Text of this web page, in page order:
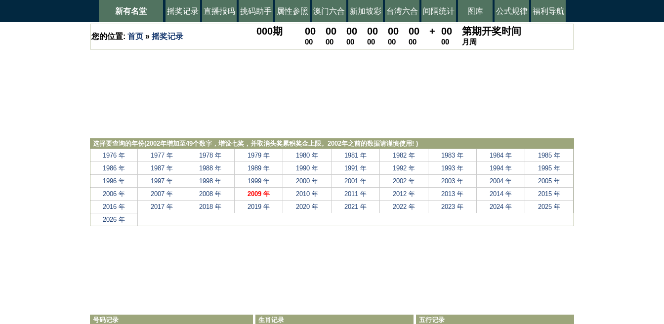
新有名堂 摇奖记录 直播报码 挑码助手 属性参照 澳门六合 新加坡彩 台湾六合 间隔统计 图库 公式规律 福利导航
您的位置: 首页 » 摇奖记录 000期 00 00 00 00 00 00 + 00 第期开奖时间
00 00 00 00 00 00 00 月 周
选择要查询的年份(2002年增加至49个数字，增设七奖，并取消头奖累积奖金上限。2002年之前的数据请谨慎使用! )
1976 年
1977 年 1978 年 1979 年 1980 年 1981 年 1982 年 1983 年 1984 年
1985 年
1986 年
1987 年 1988 年 1989 年 1990 年 1991 年 1992 年 1993 年 1994 年
1995 年
1996 年
1997 年 1998 年 1999 年 2000 年 2001 年 2002 年 2003 年 2004 年
2005 年
2006 年
2007 年 2008 年 2009 年 2010 年 2011 年 2012 年 2013 年 2014 年
2015 年
2016 年
2017 年 2018 年 2019 年 2020 年 2021 年 2022 年 2023 年 2024 年
2025 年
2026 年
号码记录
生肖记录
五行记录